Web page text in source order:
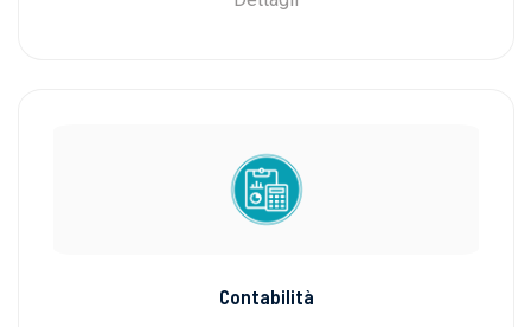
Contabilità